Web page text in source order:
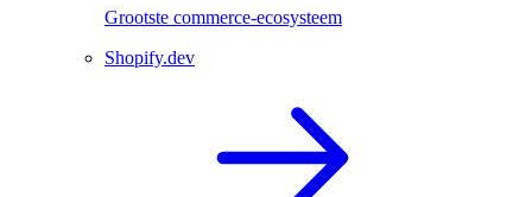
Grootste commerce-ecosysteem
Shopify.dev